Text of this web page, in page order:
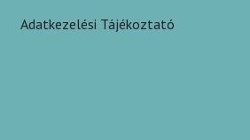
Adatkezelési Tájékoztató